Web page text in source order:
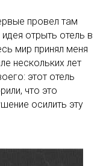
провел там
отрыть отель в
мир принял меня
нескольких лет
этот отель
что это
осилить эту